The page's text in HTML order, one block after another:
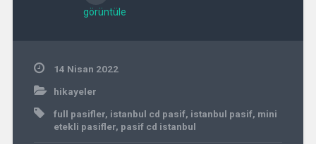
görüntüle
14 Nisan 2022
hikayeler
full pasifler, istanbul cd pasif, istanbul pasif, mini
etekli pasifler, pasif cd istanbul